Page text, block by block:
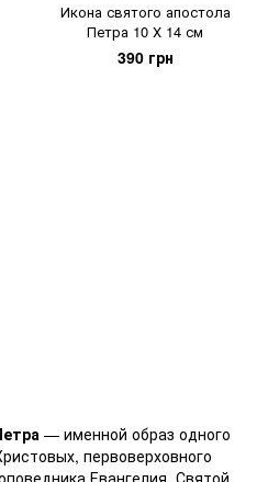
Икона святого апостола
Петра 10 Х 14 см
390 грн
— именной образ одного
первоверховного
Евангелия. Святой